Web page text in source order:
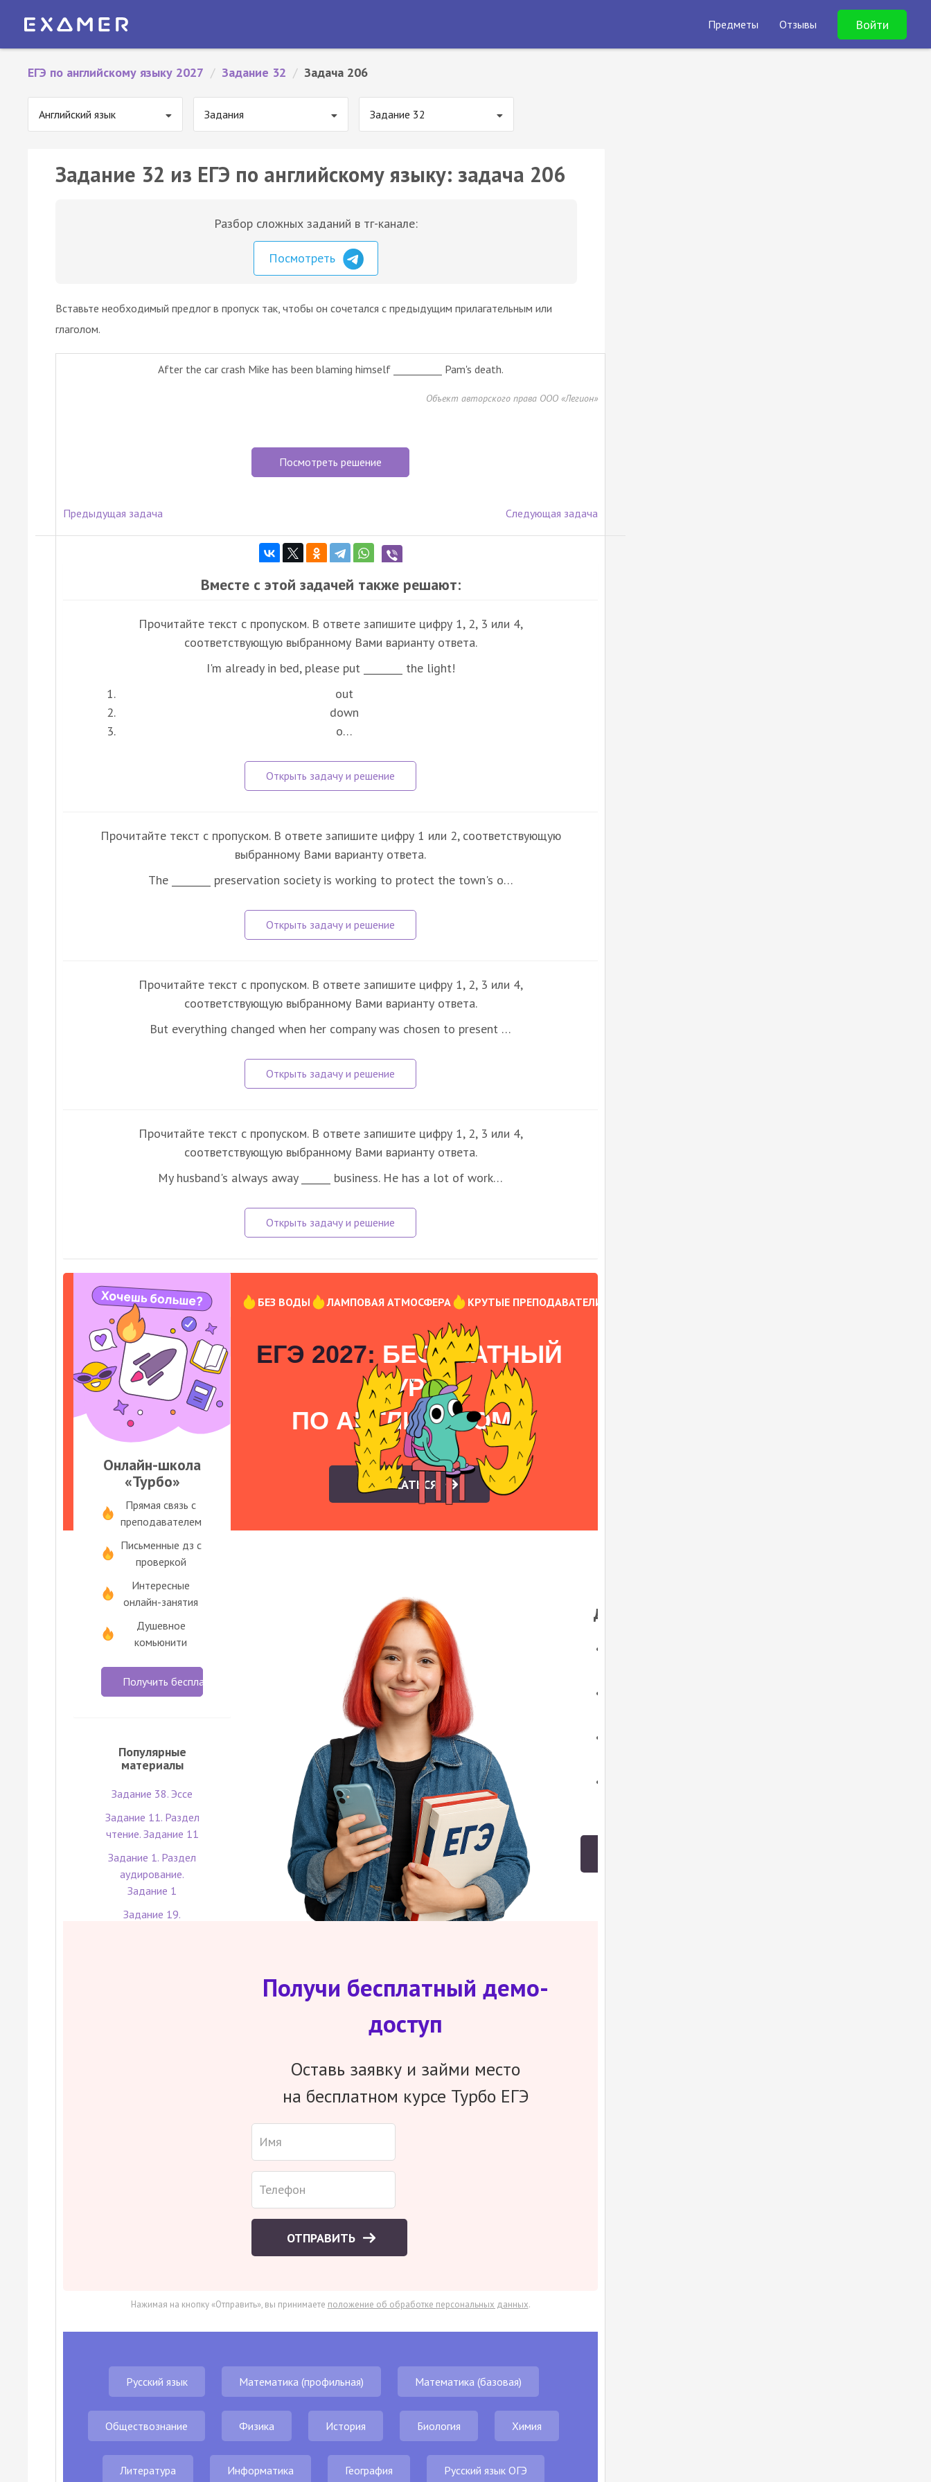
Предметы Отзывы Войти
ЕГЭ по английскому языку 2027 / Задание 32 / Задача 206
Английский язык Задания Задание 32
Задание 32 из ЕГЭ по английскому языку: задача 206
Разбор сложных заданий в тг-канале:
Посмотреть
Вставьте необходимый предлог в пропуск так, чтобы он сочетался с предыдущим прилагательным или
глаголом.
After the car crash Mike has been blaming himself __________ Pam's death.
Объект авторского права ООО «Легион»
Посмотреть решение
Предыдущая задача Следующая задача
Вместе с этой задачей также решают:
Прочитайте текст с пропуском. В ответе запишите цифру 1, 2, 3 или 4,
соответствующую выбранному Вами варианту ответа.
I'm already in bed, please put ________ the light!
out
down
o…
Прочитайте текст с пропуском. В ответе запишите цифру 1 или 2, соответствующую
выбранному Вами варианту ответа.
The ________ preservation society is working to protect the town's o…
Прочитайте текст с пропуском. В ответе запишите цифру 1, 2, 3 или 4,
соответствующую выбранному Вами варианту ответа.
But everything changed when her company was chosen to present …
Прочитайте текст с пропуском. В ответе запишите цифру 1, 2, 3 или 4,
соответствующую выбранному Вами варианту ответа.
My husband's always away ______ business. He has a lot of work…
Онлайн-школа
«Турбо»
Прямая связь с
преподавателем
Письменные дз с
проверкой
Интересные
онлайн-занятия
Душевное
комьюнити
Получить бесплатно
Популярные
материалы
Задание 38. Эссе
Задание 11. Раздел
чтение. Задание 11
Задание 1. Раздел
аудирование.
Задание 1
Задание 19.
БЕЗ ВОДЫ ЛАМПОВАЯ АТМОСФЕРА КРУТЫЕ ПРЕПОДАВАТЕЛИ
ЕГЭ 2027: БЕСПЛАТНЫЙ
КУРС
ПО АНГЛИЙСКОМУ
ЗАПИСАТЬСЯ
демо-курсе ты:
Получи бесплатный демо-
доступ
Оставь заявку и займи место
на бесплатном курсе Турбо ЕГЭ
ОТПРАВИТЬ
Нажимая на кнопку «Отправить», вы принимаете положение об обработке персональных данных.
Русский язык Математика (профильная) Математика (базовая)
Обществознание Физика История Биология Химия
Литература Информатика География Русский язык ОГЭ